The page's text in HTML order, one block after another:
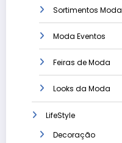
Sortimentos Moda
Moda Eventos
Feiras de Moda
Looks da Moda
LifeStyle
Decoração